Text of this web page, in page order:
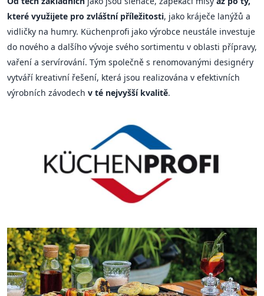
které využijete pro zvláštní příležitosti, jako kráječe lanýžů a
vidličky na humry. Küchenprofi jako výrobce neustále investuje
do nového a dalšího vývoje svého sortimentu v oblasti přípravy,
vaření a servírování. Tým společně s renomovanými designéry
vytváří kreativní řešení, která jsou realizována v efektivních
výrobních závodech v té nejvyšší kvalitě.